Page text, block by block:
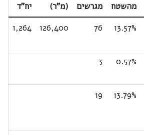
מהשטח
מגרשים
(מ"ר)
יח"ד
13.57%
76
126,400
1,264
0.57%
3
13.79%
19